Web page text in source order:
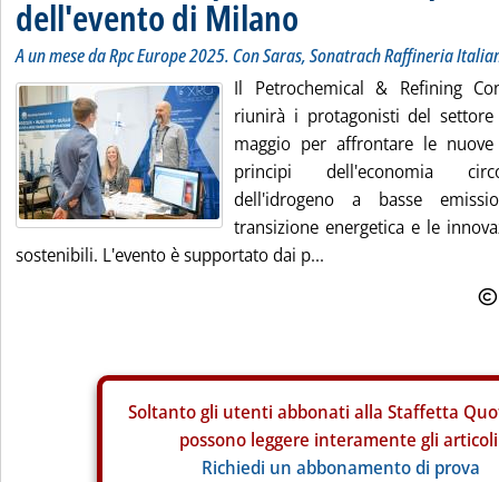
dell'evento di Milano
A un mese da Rpc Europe 2025. Con Saras, Sonatrach Raffineria
Il Petrochemical & Refining
riunirà i protagonisti del
maggio per affrontare le
principi dell'economia
dell'idrogeno a basse
transizione energetica e le
sostenibili. L'evento è supportato dai p...
Soltanto gli utenti abbonati alla Staffetta
possono leggere interamente gli
Richiedi un abbonamento di prova